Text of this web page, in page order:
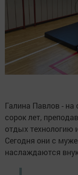
Галина Павлов -
сорок лет,
отдых технологию
Сегодня они с
наслаждаются